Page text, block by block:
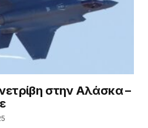
στην Αλάσκα –